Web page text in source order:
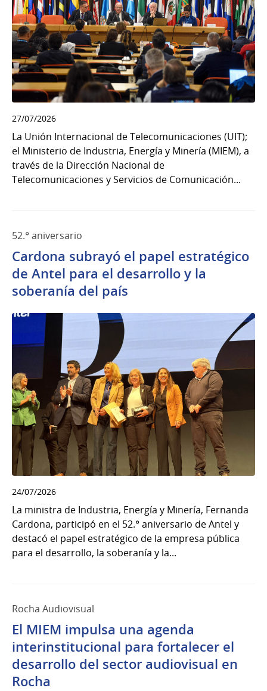
27/07/2026
La Unión Internacional de Telecomunicaciones (UIT);
el Ministerio de Industria, Energía y Minería (MIEM), a
través de la Dirección Nacional de
Telecomunicaciones y Servicios de Comunicación...
52.° aniversario
Cardona subrayó el papel estratégico
de Antel para el desarrollo y la
soberanía del país
24/07/2026
La ministra de Industria, Energía y Minería, Fernanda
Cardona, participó en el 52.° aniversario de Antel y
destacó el papel estratégico de la empresa pública
para el desarrollo, la soberanía y la...
Rocha Audiovisual
El MIEM impulsa una agenda
interinstitucional para fortalecer el
desarrollo del sector audiovisual en
Rocha